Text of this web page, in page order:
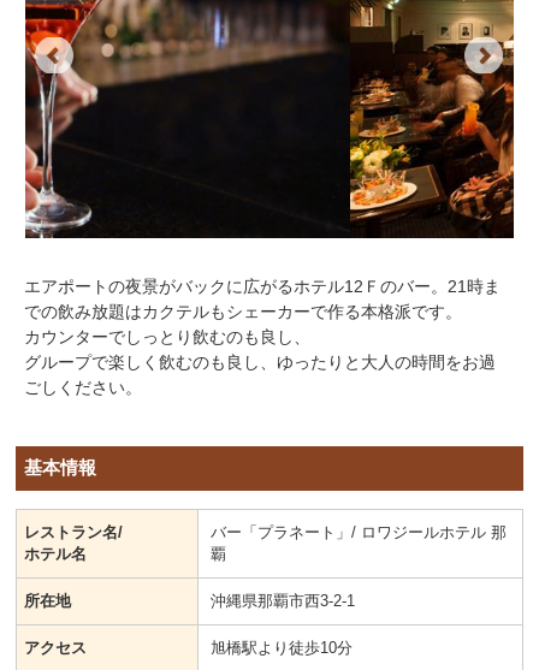
Previous Next
エアポートの夜景がバックに広がるホテル12Ｆのバー。21時ま
での飲み放題はカクテルもシェーカーで作る本格派です。
カウンターでしっとり飲むのも良し、
グループで楽しく飲むのも良し、ゆったりと大人の時間をお過
ごしください。
基本情報
レストラン名/
ホテル名
バー「プラネート」/ ロワジールホテル 那
覇
所在地 沖縄県那覇市西3-2-1
アクセス 旭橋駅より徒歩10分